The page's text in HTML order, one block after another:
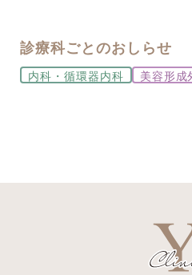
診療科ごとのおしらせ
内科・循環器内科 美容形成